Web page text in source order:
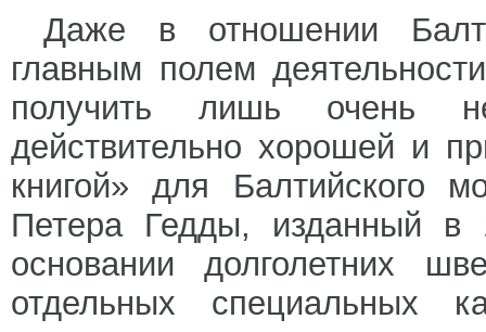
Даже в отношении
главным полем
получить лишь очень
действительно хорошей и
книгой» для Балтийского
Петера Гедды, изданный в
основании долголетних
отдельных специальных